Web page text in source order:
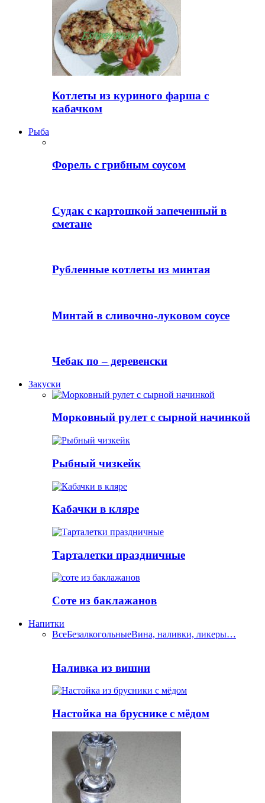
Котлеты из куриного фарша с
кабачком
Рыба
Форель с грибным соусом
Судак с картошкой запеченный в
сметане
Рубленные котлеты из минтая
Минтай в сливочно-луковом соусе
Чебак по – деревенски
Закуски
Морковный рулет с сырной начинкой
Рыбный чизкейк
Кабачки в кляре
Тарталетки праздничные
Соте из баклажанов
Напитки
ВсеБезалкогольныеВина, наливки, ликеры…
Наливка из вишни
Настойка на бруснике с мёдом